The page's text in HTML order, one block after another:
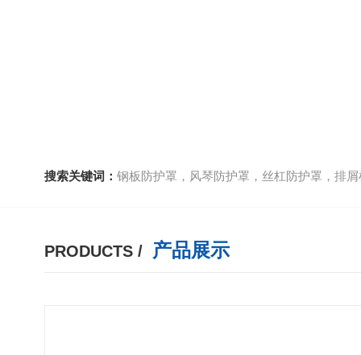
搜索关键词： 钢板防护罩，风琴防护罩，丝杠防护罩，排屑机
PRODUCTS / 产品展示